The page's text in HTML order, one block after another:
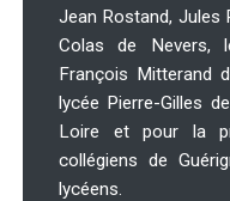
Jean Rostand, Jules
Colas de Nevers,
François Mitterand
lycée Pierre-Gilles
Loire et pour la
collégiens de
lycéens.